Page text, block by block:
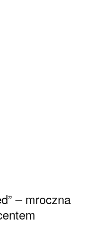
– mroczna